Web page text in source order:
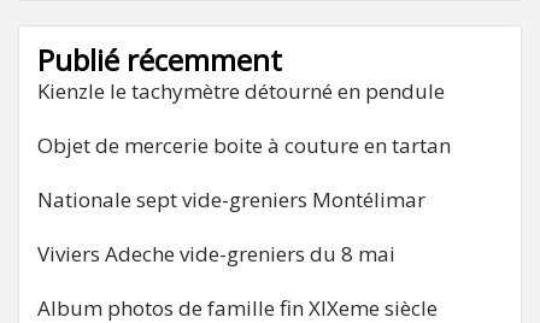
Publié récemment
Kienzle le tachymètre détourné en pendule
Objet de mercerie boite à couture en tartan
Nationale sept vide-greniers Montélimar
Viviers Adeche vide-greniers du 8 mai
Album photos de famille fin XIXeme siècle